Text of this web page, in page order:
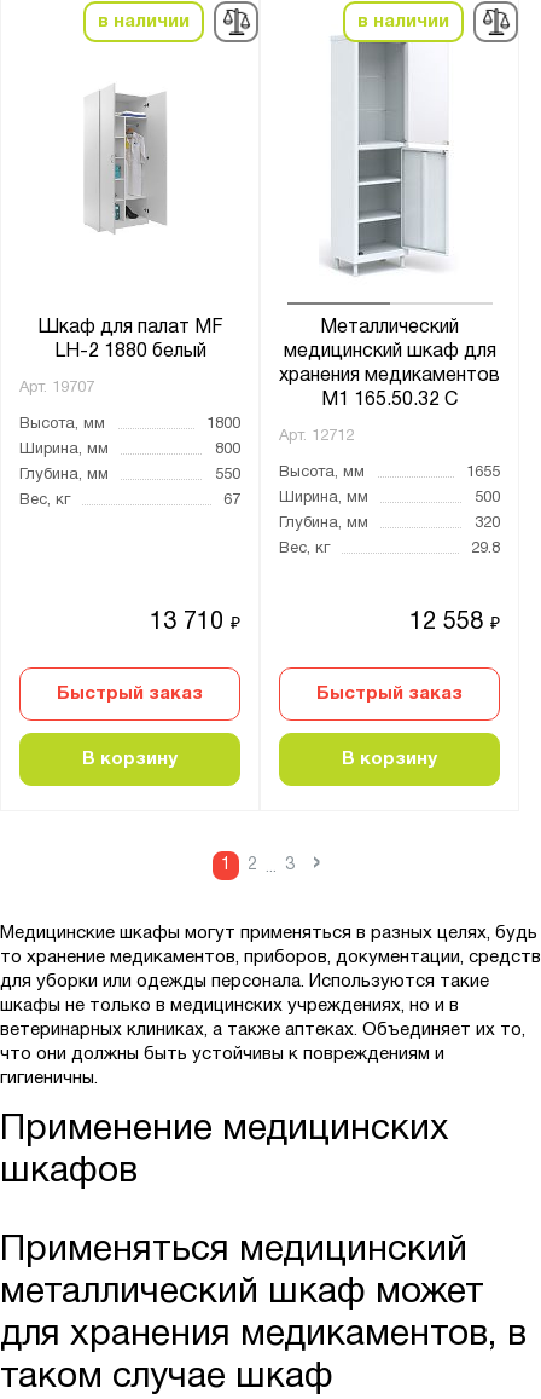
в наличии
Шкаф для палат MF
LH-2 1880 белый
Арт. 19707
Высота, мм
1800
Ширина, мм
800
Глубина, мм
550
Вес, кг
67
13 710₽
Быстрый заказ
В корзину
в наличии
Металлический
медицинский шкаф для
хранения медикаментов
M1 165.50.32 С
Арт. 12712
Высота, мм
1655
Ширина, мм
500
Глубина, мм
320
Вес, кг
29.8
12 558₽
Быстрый заказ
В корзину
1 2 ... 3 ›
Медицинские шкафы могут применяться в разных целях, будь
то хранение медикаментов, приборов, документации, средств
для уборки или одежды персонала. Используются такие
шкафы не только в медицинских учреждениях, но и в
ветеринарных клиниках, а также аптеках. Объединяет их то,
что они должны быть устойчивы к повреждениям и
гигиеничны.
Применение медицинских
шкафов
Применяться медицинский
металлический шкаф может
для хранения медикаментов, в
таком случае шкаф